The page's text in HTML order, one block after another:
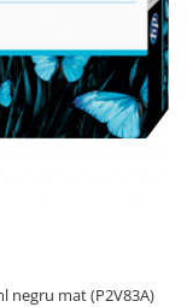
negru mat (P2V83A)